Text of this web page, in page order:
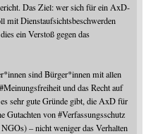
. Das Ziel: wer sich für ein AxD-
mit Dienstaufsichtsbeschwerden
ein Verstoß gegen das
sind Bürger*innen mit allen
#Meinungsfreiheitund das Recht auf
sehr gute Gründe gibt, die AxD für
Gutachten von#Verfassungsschutz
– nicht weniger das Verhalten